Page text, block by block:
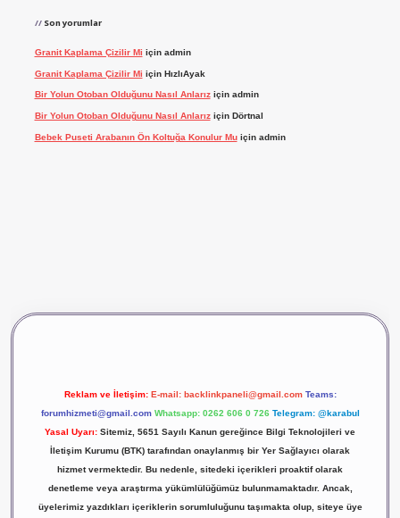
Son yorumlar
Granit Kaplama Çizilir Mi için admin
Granit Kaplama Çizilir Mi için HızlıAyak
Bir Yolun Otoban Olduğunu Nasıl Anlarıziçin admin
Bir Yolun Otoban Olduğunu Nasıl Anlarıziçin Dörtnal
Bebek Puseti Arabanın Ön Koltuğa Konulur Muiçin admin
Reklam ve İletişim: E-mail: backlinkpaneli@gmail.com Teams:
forumhizmeti@gmail.com Whatsapp: 0262 606 0 726 Telegram: @karabul
Yasal Uyarı: Sitemiz, 5651 Sayılı Kanun gereğince Bilgi Teknolojileri ve
İletişim Kurumu (BTK) tarafından onaylanmış bir Yer Sağlayıcı olarak
hizmet vermektedir. Bu nedenle, sitedeki içerikleri proaktif olarak
denetleme veya araştırma yükümlülüğümüz bulunmamaktadır. Ancak,
üyelerimiz yazdıkları içeriklerin sorumluluğunu taşımakta olup, siteye üye